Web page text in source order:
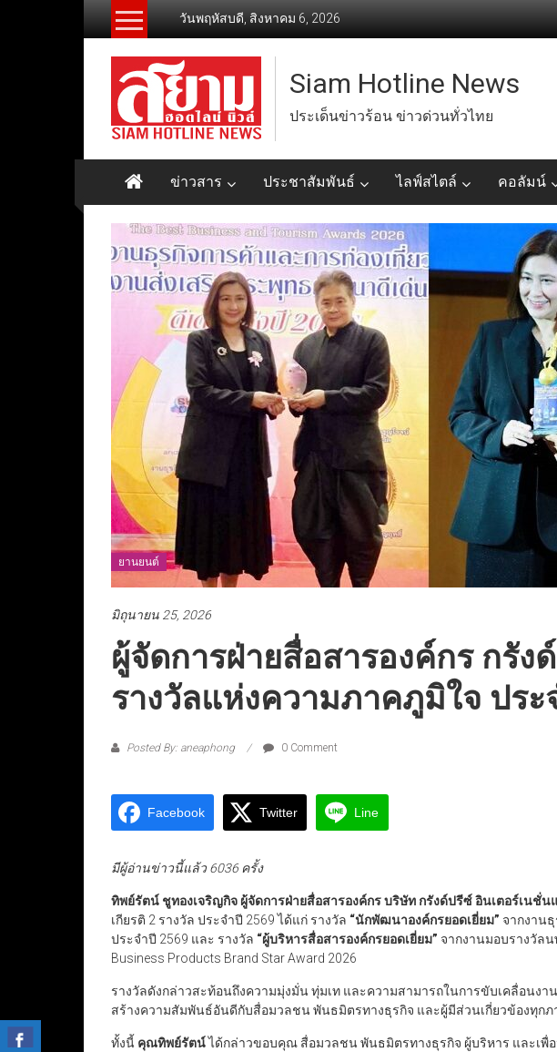
วันพฤหัสบดี, สิงหาคม 6, 2026
Siam Hotline News
ประเด็นข่าวร้อน ข่าวด่วนทั่วไทย
ข่าวสาร ประชาสัมพันธ์ ไลฟ์สไตล์ คอลัมน์
ยานยนต์
มิถุนายน 25, 2026
ผู้จัดการฝ่ายสื่อสารองค์กร กรัง
รางวัลแห่งความภาคภูมิใจ ประ
Posted By: aneaphong 0 Comment
Facebook Twitter Line
มีผู้อ่านข่าวนี้แล้ว 6036 ครั้ง
ทิพย์รัตน์ ชูทองเจริญกิจ ผู้จัดการฝ่ายสื่อสารองค์กร บริษัท กรังด์ปรีซ์ อินเตอร์เนชั่
เกียรติ 2 รางวัล ประจำปี 2569 ได้แก่ รางวัล “นักพัฒนาองค์กรยอดเยี่ยม” จากงาน
ประจำปี 2569 และ รางวัล “ผู้บริหารสื่อสารองค์กรยอดเยี่ยม” จากงานมอบรางวัลน
Business Products Brand Star Award 2026
รางวัลดังกล่าวสะท้อนถึงความมุ่งมั่น ทุ่มเท และความสามารถในการขับเคลื่อนง
สร้างความสัมพันธ์อันดีกับสื่อมวลชน พันธมิตรทางธุรกิจ และผู้มีส่วนเกี่ยวข้องทุก
ทั้งนี้ คุณทิพย์รัตน์ได้กล่าวขอบคุณ สื่อมวลชน พันธมิตรทางธุรกิจ ผู้บริหาร และเ